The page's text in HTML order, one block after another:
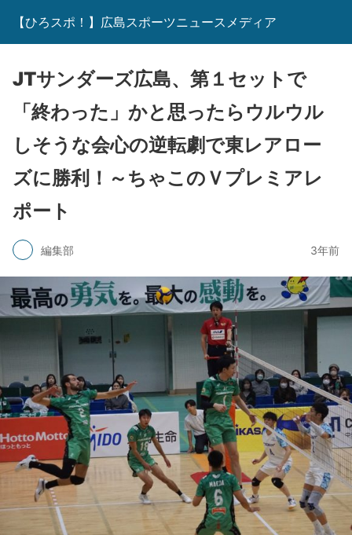
【ひろスポ！】広島スポーツニュースメディア
JTサンダーズ広島、第１セットで
「終わった」かと思ったらウルウル
しそうな会心の逆転劇で東レアロー
ズに勝利！～ちゃこのＶプレミアレ
ポート
編集部 3年前